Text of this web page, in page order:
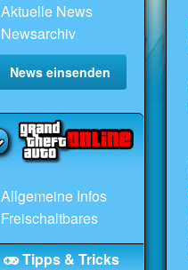
Aktuelle News
Newsarchiv
News einsenden
Allgemeine Infos
Freischaltbares
Tipps & Tricks